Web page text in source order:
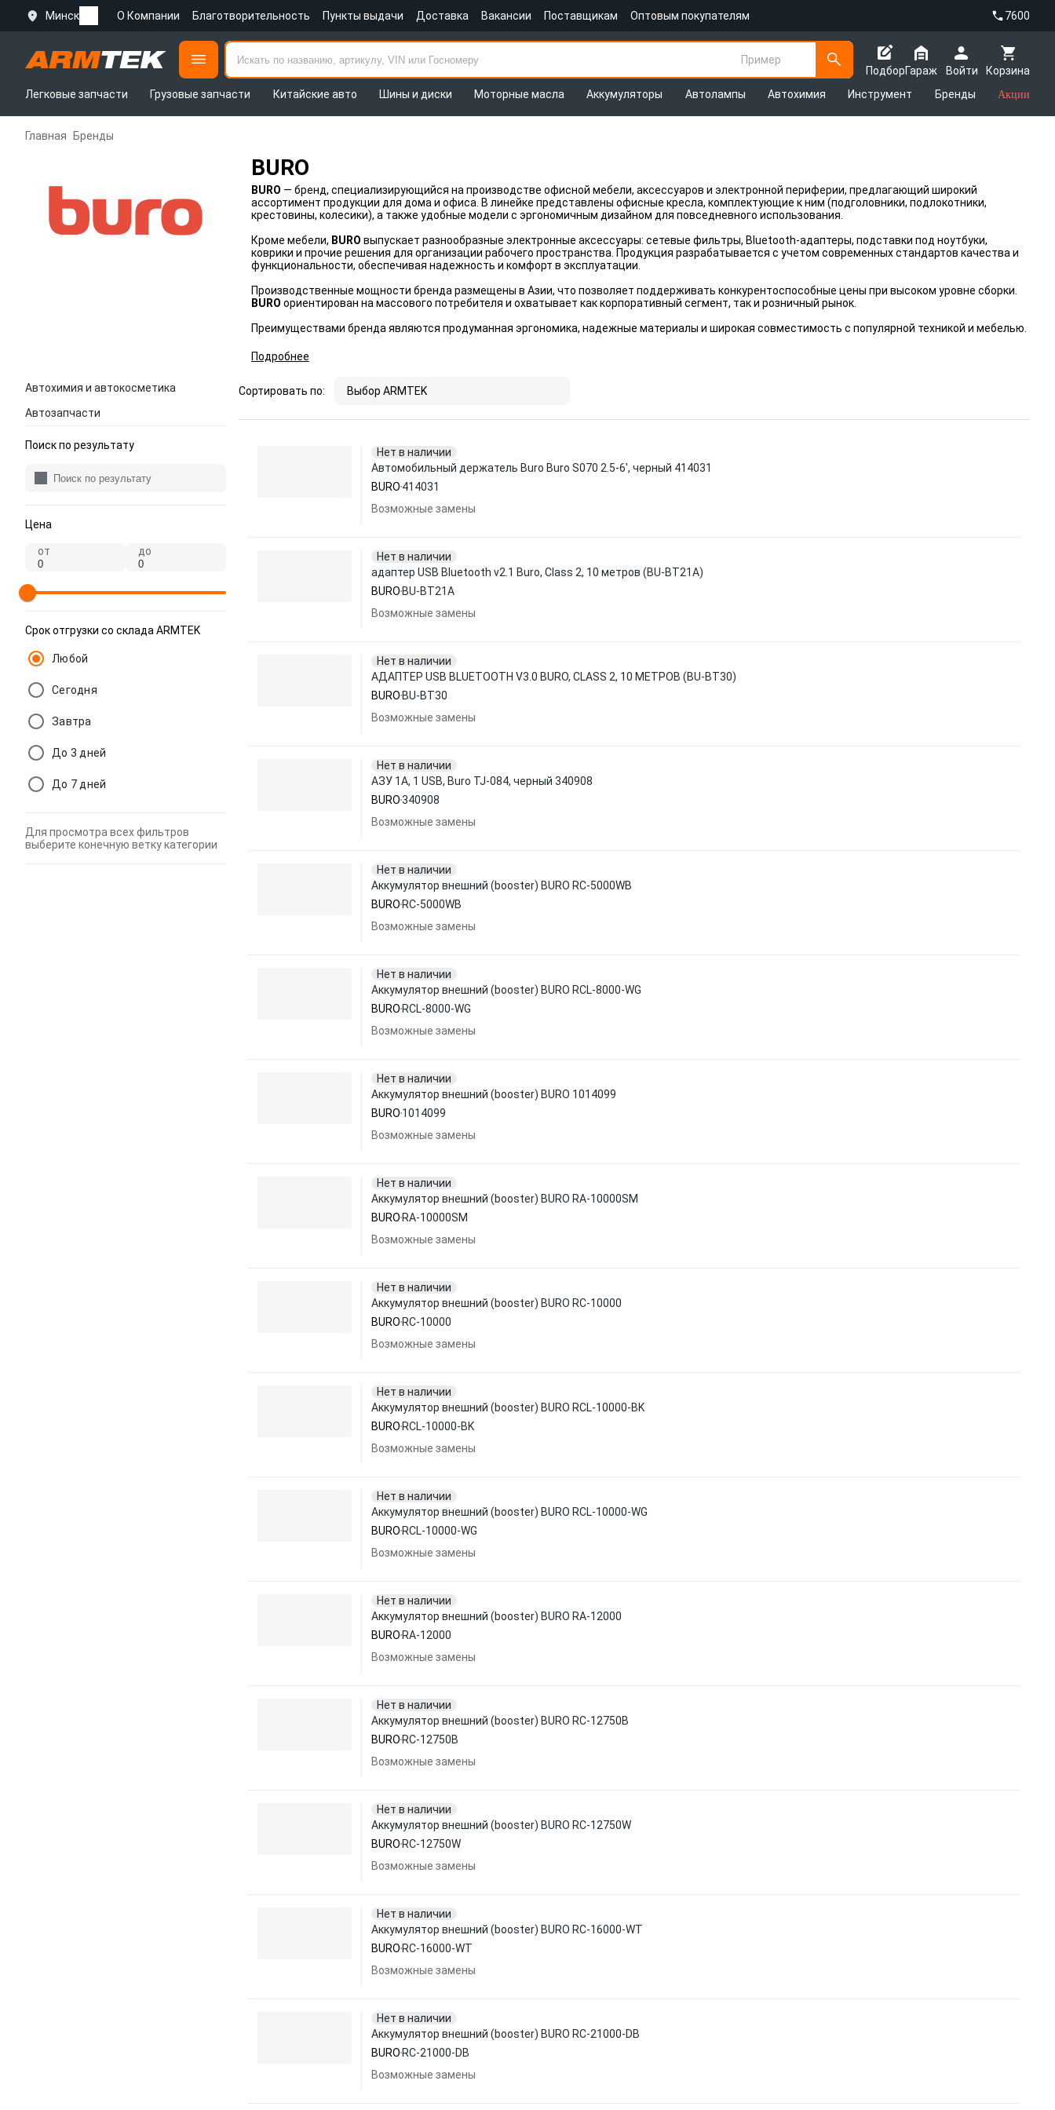
Минск О Компании Благотворительность Пункты выдачи Доставка Вакансии Поставщикам Оптовым покупателям 7600
Пример
Подбор
Корзина
Гараж
Войти
Легковые запчасти
Грузовые запчасти Китайские авто Шины и диски Моторные масла Аккумуляторы Автолампы Автохимия Инструмент Бренды Акции
Главная Бренды
BURO
BURO — бренд, специализирующийся на производстве офисной мебели, аксессуаров и электронной периферии, предлагающий широкий
ассортимент продукции для дома и офиса. В линейке представлены офисные кресла, комплектующие к ним (подголовники, подлокотники,
крестовины, колесики), а также удобные модели с эргономичным дизайном для повседневного использования.
Кроме мебели, BURO выпускает разнообразные электронные аксессуары: сетевые фильтры, Bluetooth-адаптеры, подставки под ноутбуки,
коврики и прочие решения для организации рабочего пространства. Продукция разрабатывается с учетом современных стандартов качества и
функциональности, обеспечивая надежность и комфорт в эксплуатации.
Производственные мощности бренда размещены в Азии, что позволяет поддерживать конкурентоспособные цены при высоком уровне сборки.
BURO ориентирован на массового потребителя и охватывает как корпоративный сегмент, так и розничный рынок.
Преимуществами бренда являются продуманная эргономика, надежные материалы и широкая совместимость с популярной техникой и мебелью.
Подробнее
Автохимия и автокосметика
Автозапчасти
Поиск по результату
Цена
от до
Срок отгрузки со склада ARMTEK
Любой
Сегодня
Завтра
До 3 дней
До 7 дней
Для просмотра всех фильтров
выберите конечную ветку категории
Сортировать по: Выбор ARMTEK
Нет в наличии
Автомобильный держатель Buro Buro S070 2.5-6', черный 414031
BURO 414031
Возможные замены
Нет в наличии
адаптер USB Bluetooth v2.1 Buro, Class 2, 10 метров (BU-BT21A)
BURO BU-BT21A
Возможные замены
Нет в наличии
АДАПТЕР USB BLUETOOTH V3.0 BURO, CLASS 2, 10 МЕТРОВ (BU-BT30)
BURO BU-BT30
Возможные замены
Нет в наличии
АЗУ 1A, 1 USB, Buro TJ-084, черный 340908
BURO340908
Возможные замены
Нет в наличии
Аккумулятор внешний (booster) BURO RC-5000WB
BURO RC-5000WB
Возможные замены
Нет в наличии
Аккумулятор внешний (booster) BURO RCL-8000-WG
BURO RCL-8000-WG
Возможные замены
Нет в наличии
Аккумулятор внешний (booster) BURO 1014099
BURO 1014099
Возможные замены
Нет в наличии
Аккумулятор внешний (booster) BURO RA-10000SM
BURO RA-10000SM
Возможные замены
Нет в наличии
Аккумулятор внешний (booster) BURO RC-10000
BURO RC-10000
Возможные замены
Нет в наличии
Аккумулятор внешний (booster) BURO RCL-10000-BK
BURO RCL-10000-BK
Возможные замены
Нет в наличии
Аккумулятор внешний (booster) BURO RCL-10000-WG
BURO RCL-10000-WG
Возможные замены
Нет в наличии
Аккумулятор внешний (booster) BURO RA-12000
BURO RA-12000
Возможные замены
Нет в наличии
Аккумулятор внешний (booster) BURO RC-12750B
BURO RC-12750B
Возможные замены
Нет в наличии
Аккумулятор внешний (booster) BURO RC-12750W
BURO RC-12750W
Возможные замены
Нет в наличии
Аккумулятор внешний (booster) BURO RC-16000-WT
BURO RC-16000-WT
Возможные замены
Нет в наличии
Аккумулятор внешний (booster) BURO RC-21000-DB
BURO RC-21000-DB
Возможные замены